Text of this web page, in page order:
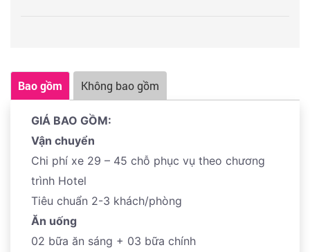
1 đêm vào lần sau.
Bao gồm Không bao gồm
GIÁ BAO GỒM:
Vận chuyển
Chi phí xe 29 – 45 chỗ phục vụ theo chương
trình Hotel
Tiêu chuẩn 2-3 khách/phòng
Ăn uống
02 bữa ăn sáng + 03 bữa chính